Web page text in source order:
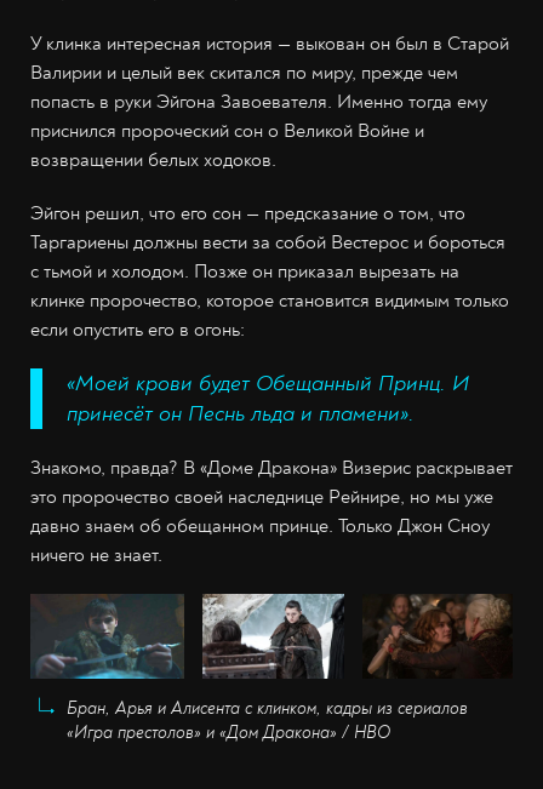
У клинка интересная история — выкован он был в Старой
Валирии и целый век скитался по миру, прежде чем
попасть в руки Эйгона Завоевателя. Именно тогда ему
приснился пророческий сон о Великой Войне и
возвращении белых ходоков.
Эйгон решил, что его сон — предсказание о том, что
Таргариены должны вести за собой Вестерос и бороться
с тьмой и холодом. Позже он приказал вырезать на
клинке пророчество, которое становится видимым только
если опустить его в огонь:
«Моей крови будет Обещанный Принц. И
принесёт он Песнь льда и пламени».
Знакомо, правда? В «Доме Дракона» Визерис раскрывает
это пророчество своей наследнице Рейнире, но мы уже
давно знаем об обещанном принце. Только Джон Сноу
ничего не знает.
Бран, Арья и Алисента с клинком, кадры из сериалов
«Игра престолов» и «Дом Дракона» / HBO